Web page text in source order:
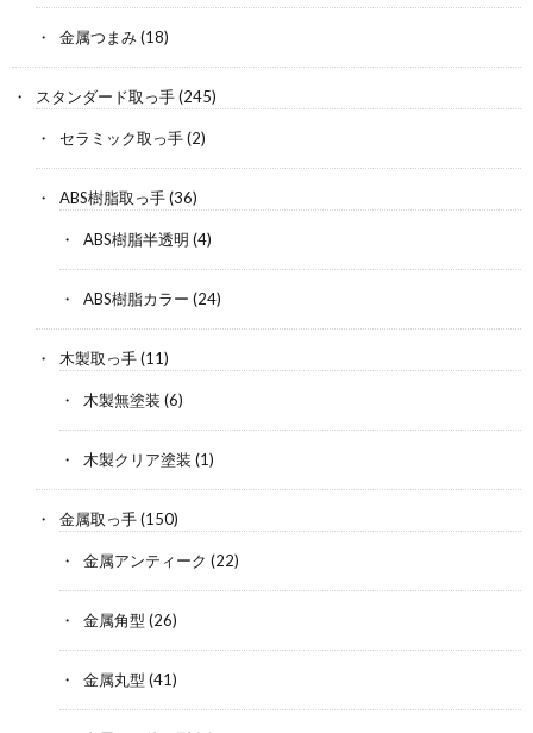
金属つまみ(18)
スタンダード取っ手(245)
セラミック取っ手(2)
ABS樹脂取っ手(36)
ABS樹脂半透明 (4)
ABS樹脂カラー (24)
木製取っ手(11)
木製無塗装 (6)
木製クリア塗装 (1)
金属取っ手(150)
金属アンティーク (22)
金属角型 (26)
金属丸型 (41)